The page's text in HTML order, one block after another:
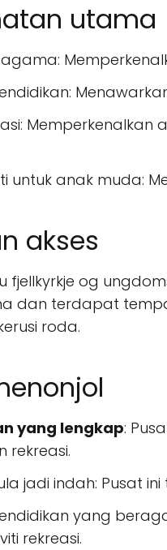
utama
untuk anak muda:
akses
fjellkyrkje og
dan terdapat
roda.
yang lengkap:
rekreasi.
jadi indah: Pusat
yang
rekreasi.